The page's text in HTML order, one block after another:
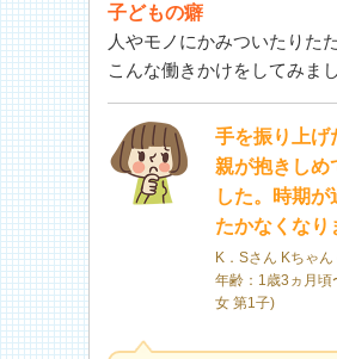
子どもの癖
人やモノにかみついたりた
こんな働きかけをしてみま
手を振り上げ
親が抱きしめ
した。時期が
たかなくなり
K．Sさん Kちゃ
年齢：1歳3ヵ月頃
女 第1子)